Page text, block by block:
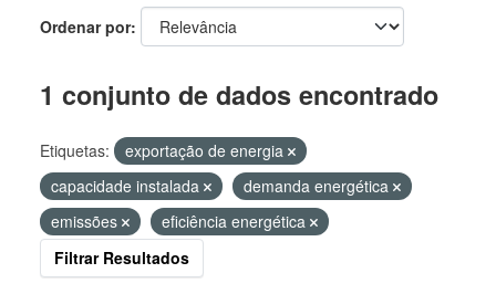
Ordenar por
1 conjunto de dados encontrado
Etiquetas:
exportação de energia
capacidade instalada
demanda energética
emissões
eficiência energética
Filtrar Resultados